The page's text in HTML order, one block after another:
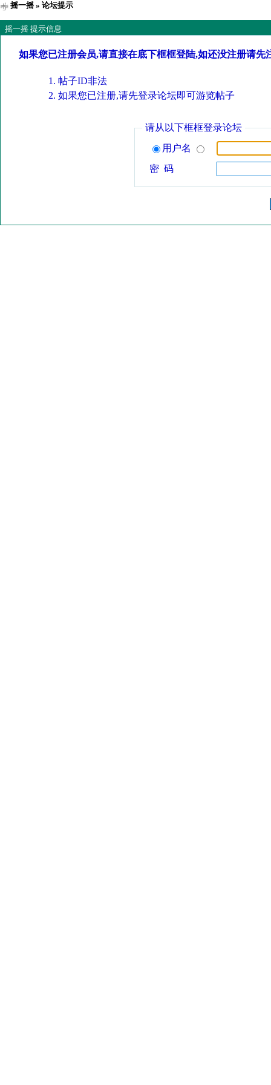
摇一摇» 论坛提示
摇一摇 提示信息
如果您已注册会员,请直接在底下框框登陆,如还没注册请先
帖子ID非法
如果您已注册,请先登录论坛即可游览帖子
请从以下框框登录论坛
用户名
密 码